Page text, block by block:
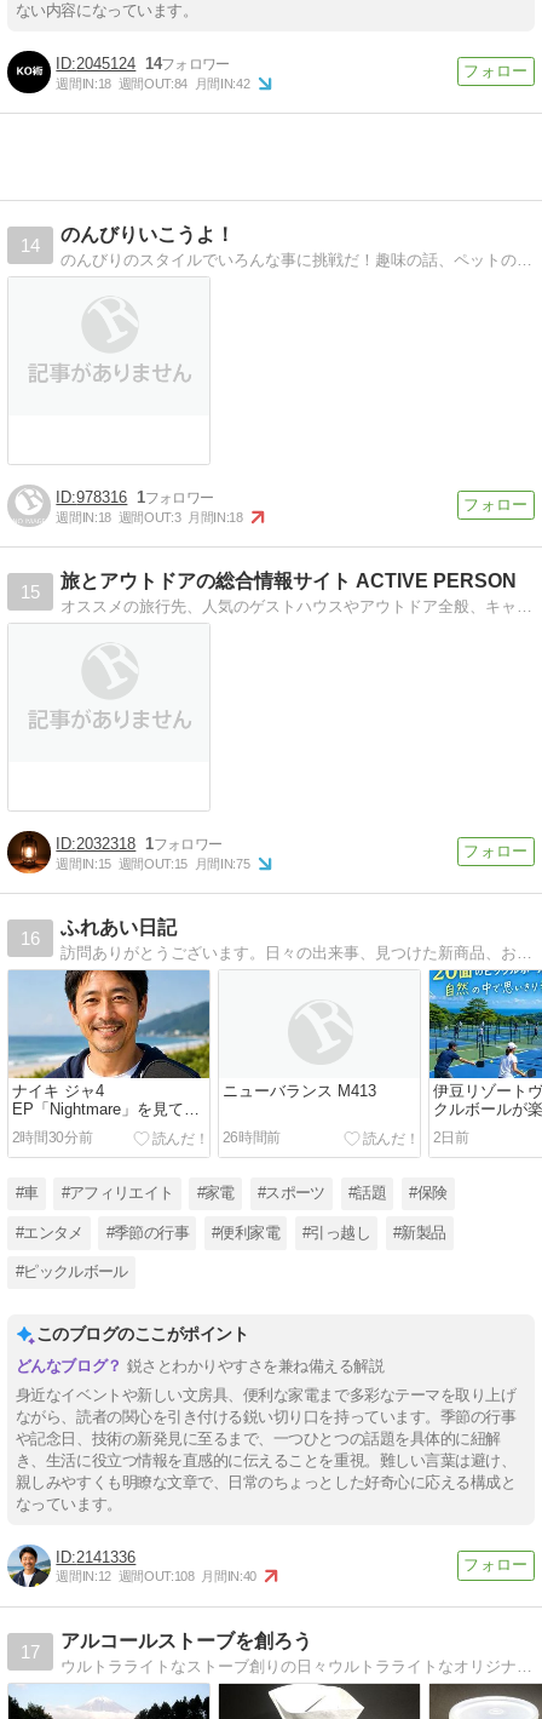
ない内容になっています。
2045124 14
週間IN:18 週間OUT:84 月間IN:42
14
のんびりいこうよ！
のんびりのスタイルでいろんな事に挑戦だ！趣味の話、ペットの話、そしてちょっとの病気の話をして行きます！
978316 1
週間IN:18 週間OUT:3 月間IN:18
15
旅とアウトドアの総合情報サイト ACTIVE PERSON
2032318 1
週間IN:15 週間OUT:15 月間IN:75
16
ふれあい日記
ナイキ ジャ4
EP「Nightmare」を見て思
うこと｜昔バスケをしてい
た48歳が感じた最新バッシ
ュの進化
2時間30分前
ニューバランス M413
26時間前
伊豆リゾート
クルボールが
2日前
#車 #アフィリエイト #家電 #スポーツ #話題 #保険
#エンタメ #季節の行事 #便利家電 #引っ越し #新製品
#ピックルボール
このブログのここがポイント
鋭さとわかりやすさを兼ね備える解説
身近なイベントや新しい文房具、便利な家電まで多彩なテーマを取り上げ
ながら、読者の関心を引き付ける鋭い切り口を持っています。季節の行事
や記念日、技術の新発見に至るまで、一つひとつの話題を具体的に紐解
き、生活に役立つ情報を直感的に伝えることを重視。難しい言葉は避け、
親しみやすくも明瞭な文章で、日常のちょっとした好奇心に応える構成と
なっています。
2141336
週間IN:12 週間OUT:108 月間IN:40
17
アルコールストーブを創ろう
ウルトラライトなストーブ創りの日々ウルトラライトなオリジナルアルコールストーブ・ウッドストーブを創る日々